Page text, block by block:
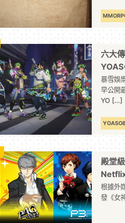
聯動
六大
暴雪娛
早公開
YO […]
第一人
殿堂
根據外
發《女